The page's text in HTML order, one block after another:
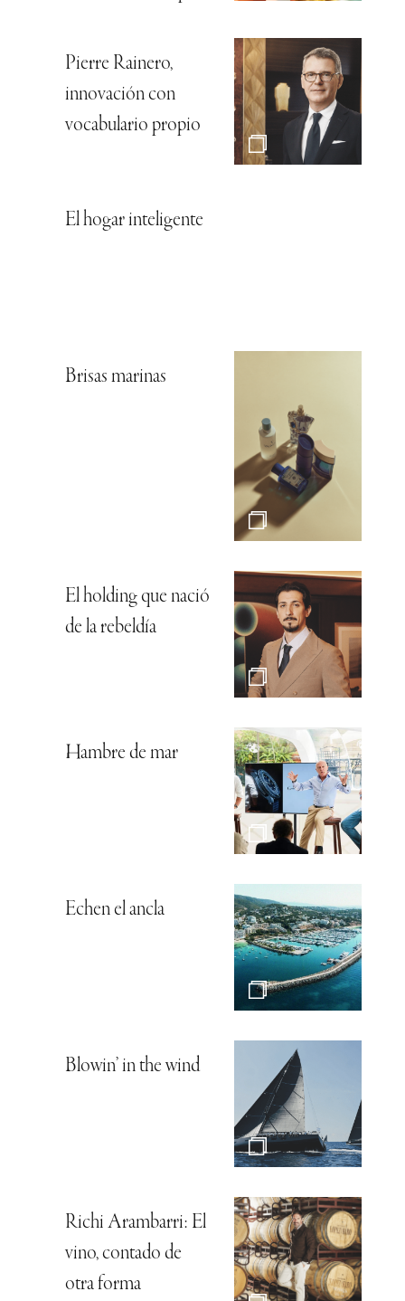
Pierre Rainero,
innovación con
vocabulario propio
El hogar inteligente
Brisas marinas
El holding que nació
de la rebeldía
Hambre de mar
Echen el ancla
Blowin’ in the wind
Richi Arambarri: El
vino, contado de
otra forma